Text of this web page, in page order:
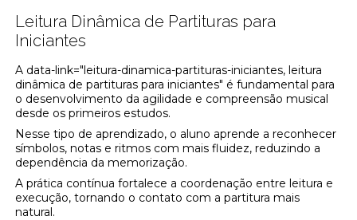
Leitura Dinâmica de Partituras para
Iniciantes
A data-link="leitura-dinamica-partituras-iniciantes, leitura
dinâmica de partituras para iniciantes" é fundamental para
o desenvolvimento da agilidade e compreensão musical
desde os primeiros estudos.
Nesse tipo de aprendizado, o aluno aprende a reconhecer
símbolos, notas e ritmos com mais fluidez, reduzindo a
dependência da memorização.
A prática contínua fortalece a coordenação entre leitura e
execução, tornando o contato com a partitura mais
natural.